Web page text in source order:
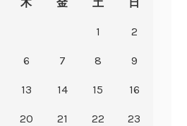
1 2
6 7 8 9
13 14 15 16
20 21 22 23